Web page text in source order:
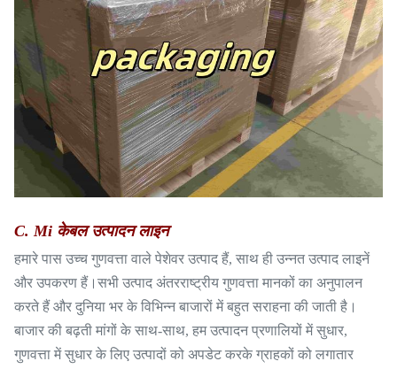
C. Mi केबल उत्पादन लाइन
हमारे पास उच्च गुणवत्ता वाले पेशेवर उत्पाद हैं, साथ ही उन्नत उत्पाद लाइनें
और उपकरण हैं।सभी उत्पाद अंतरराष्ट्रीय गुणवत्ता मानकों का अनुपालन
करते हैं और दुनिया भर के विभिन्न बाजारों में बहुत सराहना की जाती है।
बाजार की बढ़ती मांगों के साथ-साथ, हम उत्पादन प्रणालियों में सुधार,
गुणवत्ता में सुधार के लिए उत्पादों को अपडेट करके ग्राहकों को लगातार